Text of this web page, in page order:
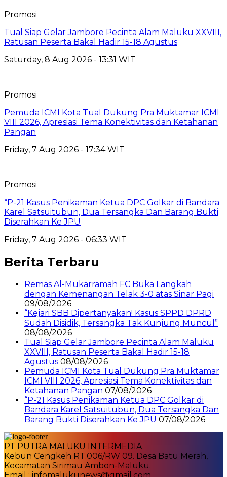
Promosi
Tual Siap Gelar Jambore Pecinta Alam Maluku XXVIII,
Ratusan Peserta Bakal Hadir 15-18 Agustus
Saturday, 8 Aug 2026 - 13:31 WIT
Promosi
Pemuda ICMI Kota Tual Dukung Pra Muktamar ICMI
VIII 2026, Apresiasi Tema Konektivitas dan Ketahanan
Pangan
Friday, 7 Aug 2026 - 17:34 WIT
Promosi
“P-21 Kasus Penikaman Ketua DPC Golkar di Bandara
Karel Satsuitubun, Dua Tersangka Dan Barang Bukti
Diserahkan Ke JPU
Friday, 7 Aug 2026 - 06:33 WIT
Berita Terbaru
Remas Al-Mukarramah FC Buka Langkah
dengan Kemenangan Telak 3-0 atas Sinar Pagi
09/08/2026
“Kejari SBB Dipertanyakan! Kasus SPPD DPRD
Sudah Disidik, Tersangka Tak Kunjung Muncul”
08/08/2026
Tual Siap Gelar Jambore Pecinta Alam Maluku
XXVIII, Ratusan Peserta Bakal Hadir 15-18
Agustus 08/08/2026
Pemuda ICMI Kota Tual Dukung Pra Muktamar
ICMI VIII 2026, Apresiasi Tema Konektivitas dan
Ketahanan Pangan 07/08/2026
“P-21 Kasus Penikaman Ketua DPC Golkar di
Bandara Karel Satsuitubun, Dua Tersangka Dan
Barang Bukti Diserahkan Ke JPU 07/08/2026
PT PUTRA MALUKU INTERMEDIA
Kebun Cengkeh RT.006/RW 09. Desa Batu Merah,
Kecamatan Sirimau Ambon-Maluku.
Email : infomalukunews@gmail.com